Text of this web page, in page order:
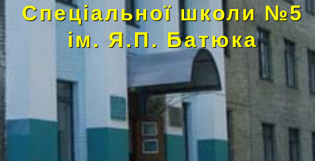
Спеціальної школи №5
ім. Я.П. Батюка